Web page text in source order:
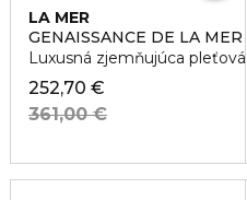
LA MER
GENAISSANCE DE LA
Luxusná zjemňujúca
252,70 €
361,00 €